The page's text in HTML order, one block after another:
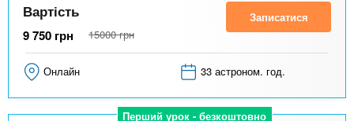
Вартість
9 750 грн 15000 грн
Записатися
Онлайн 33 астроном. год.
Перший урок - безкоштовно